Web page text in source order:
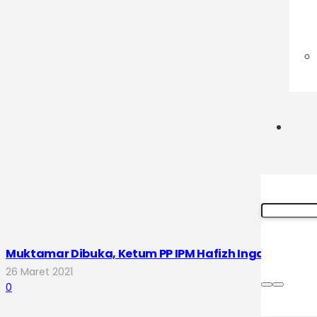
Muktamar Dibuka, Ketum PP IPM Hafizh Ingatkan
26 Maret 2021
0